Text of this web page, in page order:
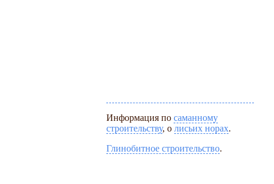
Информация по саманному
строительству, о лисьих норах.
Глинобитное строительство.